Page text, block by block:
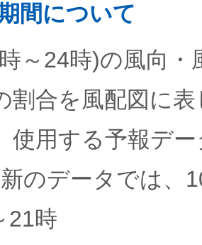
間について
～24時)の風向・
割合を風配図に
使用する予報デ
のデータでは、
21時